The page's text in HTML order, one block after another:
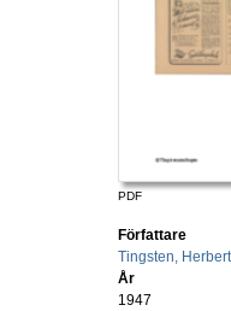
PDF
Författare
Tingsten, Herbert
År
1947